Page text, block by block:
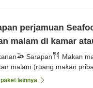
perjamuan
malam di kamar
Sarapan
Makan
malam (ruang makan
lainnya